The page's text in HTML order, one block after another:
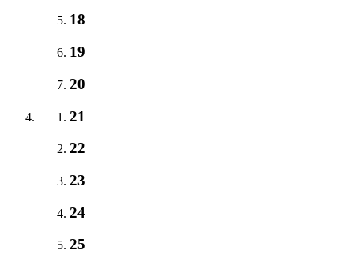
18
19
20
21
22
23
24
25